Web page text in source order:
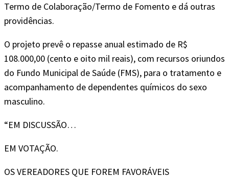
Termo de Colaboração/Termo de Fomento e dá outras
providências.
O projeto prevê o repasse anual estimado de R$
108.000,00 (cento e oito mil reais), com recursos oriundos
do Fundo Municipal de Saúde (FMS), para o tratamento e
acompanhamento de dependentes químicos do sexo
masculino.
“EM DISCUSSÃO…
EM VOTAÇÃO.
OS VEREADORES QUE FOREM FAVORÁVEIS